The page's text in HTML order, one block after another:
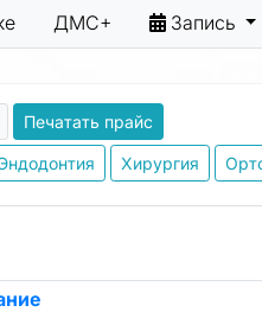
ДМС+ Запись
Печатать прайс
Хирургия